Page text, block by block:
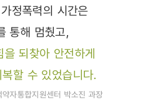
정폭력의 시간은
통해 멈췄고,
을 되찾아 안전하게
할 수 있었습니다.
자통합지원센터 박소진 과장